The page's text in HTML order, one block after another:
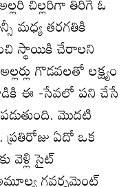
మధ్య తరగతికి
స్థాయికి చేరాలని
గొడవలతో లక్ష్యం
ఈ -సేవలో పని చేసే
మొదటి
ఏదో ఒక
వెళ్లి సైట్‌
గవర్నమెంట్‌